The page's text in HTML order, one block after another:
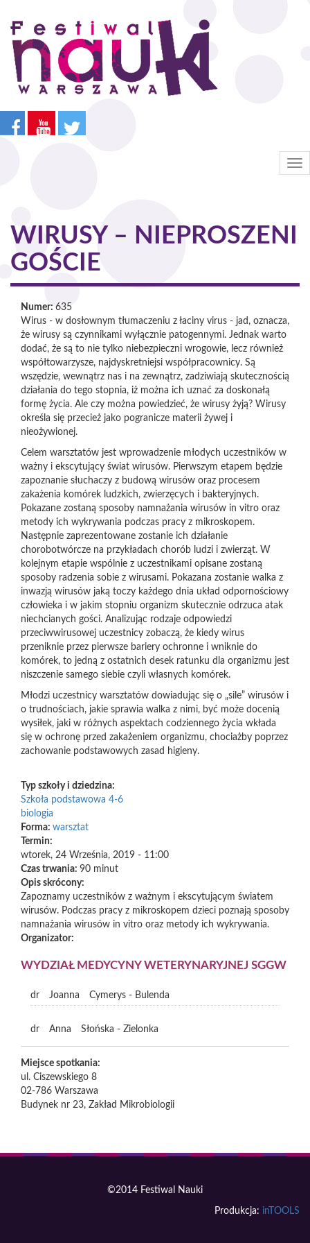
Przejdź
treści
WIRUSY – NIEPROSZENI
GOŚCIE
Numer: 635
Wirus - w dosłownym tłumaczeniu z łaciny virus - jad, oznacza,
że wirusy są czynnikami wyłącznie patogennymi. Jednak warto
dodać, że są to nie tylko niebezpieczni wrogowie, lecz również
współtowarzysze, najdyskretniejsi współpracownicy. Są
wszędzie, wewnątrz nas i na zewnątrz, zadziwiają skutecznością
działania do tego stopnia, iż można ich uznać za doskonałą
formę życia. Ale czy można powiedzieć, że wirusy żyją? Wirusy
określa się przecież jako pogranicze materii żywej i
nieożywionej.
Celem warsztatów jest wprowadzenie młodych uczestników w
ważny i ekscytujący świat wirusów. Pierwszym etapem będzie
zapoznanie słuchaczy z budową wirusów oraz procesem
zakażenia komórek ludzkich, zwierzęcych i bakteryjnych.
Pokazane zostaną sposoby namnażania wirusów in vitro oraz
metody ich wykrywania podczas pracy z mikroskopem.
Następnie zaprezentowane zostanie ich działanie
chorobotwórcze na przykładach chorób ludzi i zwierząt. W
kolejnym etapie wspólnie z uczestnikami opisane zostaną
sposoby radzenia sobie z wirusami. Pokazana zostanie walka z
inwazją wirusów jaką toczy każdego dnia układ odpornościowy
człowieka i w jakim stopniu organizm skutecznie odrzuca atak
niechcianych gości. Analizując rodzaje odpowiedzi
przeciwwirusowej uczestnicy zobaczą, że kiedy wirus
przeniknie przez pierwsze bariery ochronne i wniknie do
komórek, to jedną z ostatnich desek ratunku dla organizmu jest
niszczenie samego siebie czyli własnych komórek.
Młodzi uczestnicy warsztatów dowiadując się o „sile” wirusów i
o trudnościach, jakie sprawia walka z nimi, być może docenią
wysiłek, jaki w różnych aspektach codziennego życia wkłada
się w ochronę przed zakażeniem organizmu, chociażby poprzez
zachowanie podstawowych zasad higieny.
Typ szkoły i dziedzina:
Szkoła podstawowa 4-6
biologia
Forma: warsztat
Termin:
wtorek, 24 Września, 2019 - 11:00
Czas trwania: 90 minut
Opis skrócony:
Zapoznamy uczestników z ważnym i ekscytującym światem
wirusów. Podczas pracy z mikroskopem dzieci poznają sposoby
namnażania wirusów in vitro oraz metody ich wykrywania.
Organizator:
WYDZIAŁ MEDYCYNY WETERYNARYJNEJ SGGW
dr Joanna Cymerys - Bulenda
dr Anna Słońska - Zielonka
Miejsce spotkania:
ul. Ciszewskiego 8
02-786 Warszawa
Budynek nr 23, Zakład Mikrobiologii
©2014 Festiwal Nauki
Produkcja: inTOOLS